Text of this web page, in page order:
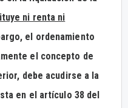
ni renta ni
el ordenamiento
el concepto de
debe acudirse a la
en el artículo 38 del